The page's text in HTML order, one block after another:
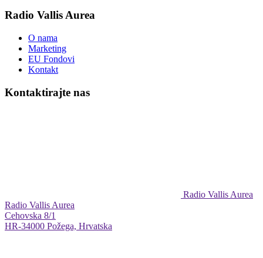
Radio Vallis Aurea
O nama
Marketing
EU Fondovi
Kontakt
Kontaktirajte nas
Radio Vallis Aurea
Radio Vallis Aurea
Cehovska 8/1
HR-34000 Požega, Hrvatska